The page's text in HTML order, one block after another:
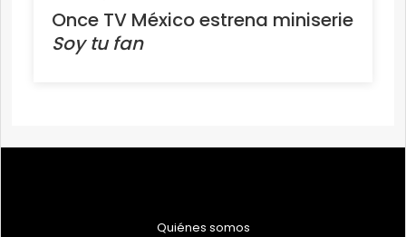
Once TV México estrena miniserie
Soy tu fan
Quiénes somos